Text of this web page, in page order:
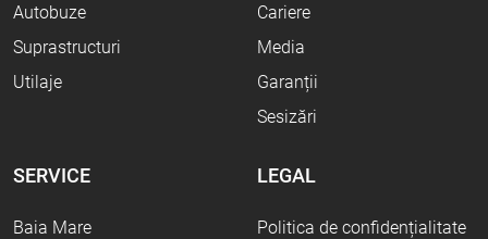
Autobuze
Suprastructuri
Utilaje
Cariere
Media
Garanții
Sesizări
SERVICE
Baia Mare
LEGAL
Politica de confidențialitate